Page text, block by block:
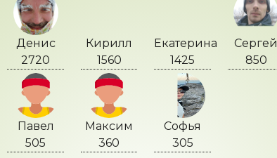
Денис
2720
Кирилл
1560
Екатерина
1425
Сергей
850
Павел
505
Максим
360
Софья
305